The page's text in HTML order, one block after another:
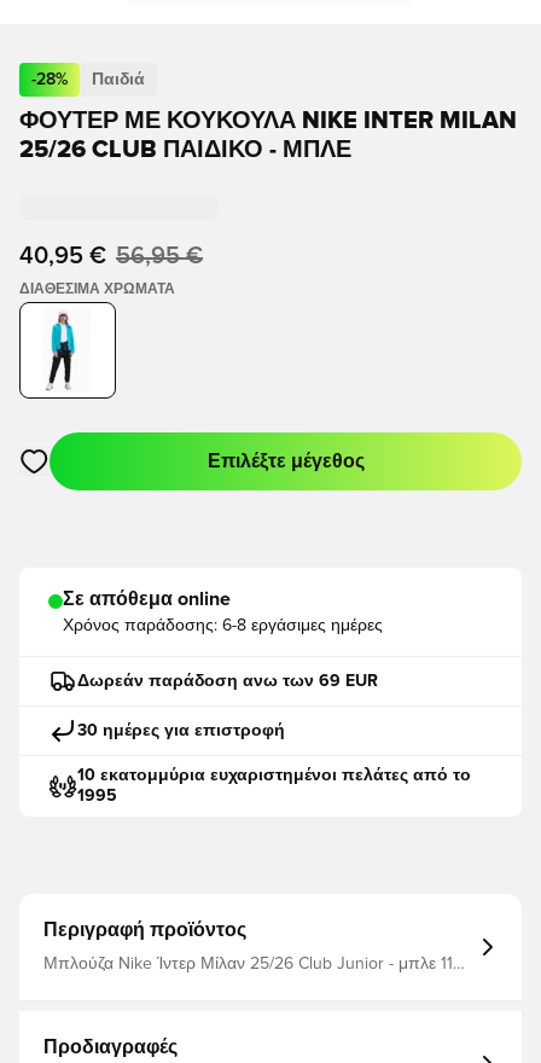
-28% Παιδιά
ΦΟΎΤΕΡ ΜΕ ΚΟΥΚΟΎΛΑ NIKE INTER MILAN
25/26 CLUB ΠΑΙΔΙΚΌ - ΜΠΛΕ
40,95 € 56,95 €
ΔΙΑΘΈΣΙΜΑ ΧΡΏΜΑΤΑ
Ανοίγει ένα Modal για να συνδεθείτε ή να εγγραφείτε ως
Επιλέξτε μέγεθος
Σε απόθεμα online
Χρόνος παράδοσης: 6-8 εργάσιμες ημέρες
Δωρεάν παράδοση ανω των 69 EUR
30 ημέρες για επιστροφή
10 εκατομμύρια ευχαριστημένοι πελάτες από το
1995
Περιγραφή προϊόντος
Μπλούζα Nike Ίντερ Μίλαν 25/26 Club Junior - μπλε 110
Προδιαγραφές